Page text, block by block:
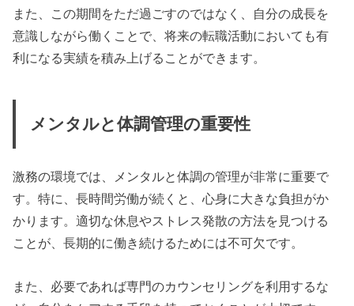
また、この期間をただ過ごすのではなく、自分の成長を
意識しながら働くことで、将来の転職活動においても有
利になる実績を積み上げることができます。
メンタルと体調管理の重要性
激務の環境では、メンタルと体調の管理が非常に重要で
す。特に、長時間労働が続くと、心身に大きな負担がか
かります。適切な休息やストレス発散の方法を見つける
ことが、長期的に働き続けるためには不可欠です。
また、必要であれば専門のカウンセリングを利用するな